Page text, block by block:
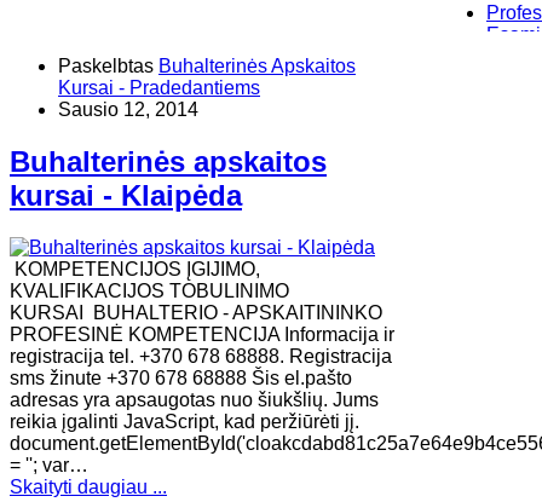
Esamieji
Paskelbtas Buhalterinės Apskaitos
Kursai - Pradedantiems
Sausio 12, 2014
Buhalterinės apskaitos
kursai - Klaipėda
KOMPETENCIJOS ĮGIJIMO,
KVALIFIKACIJOS TOBULINIMO
KURSAI BUHALTERIO - APSKAITININKO
PROFESINĖ KOMPETENCIJA Informacija ir
registracija tel. +370 678 68888. Registracija
sms žinute +370 678 68888 Šis el.pašto
adresas yra apsaugotas nuo šiukšlių. Jums
reikia įgalinti JavaScript, kad peržiūrėti jį.
= ''; var…
Skaityti daugiau ...